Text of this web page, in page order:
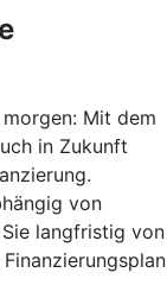
Mit dem
in Zukunft
von
langfristig von